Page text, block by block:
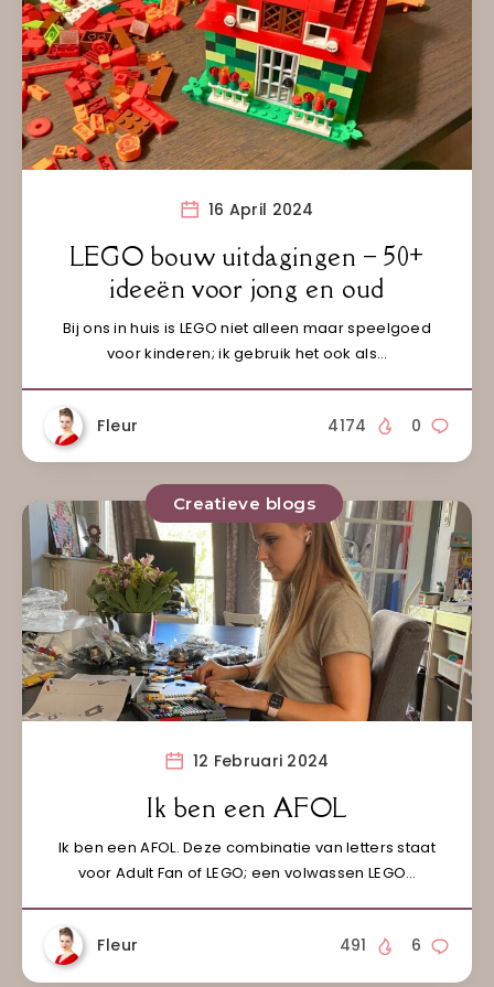
16 April 2024
LEGO bouw uitdagingen – 50+
ideeën voor jong en oud
Bij ons in huis is LEGO niet alleen maar speelgoed
voor kinderen; ik gebruik het ook als…
Fleur 0
4174
Creatieve blogs
12 Februari 2024
Ik ben een AFOL
Ik ben een AFOL. Deze combinatie van letters staat
voor Adult Fan of LEGO; een volwassen LEGO…
Fleur 6
491